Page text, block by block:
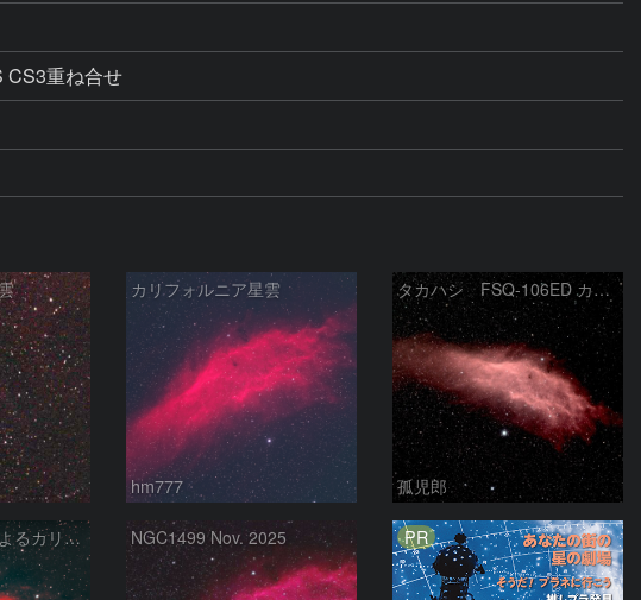
CS3重ね合せ
カリフォルニア星雲
hm777
タカハシ FSQ-106ED カリフォルニア星雲
孤児郎
ケンコーSE120によるカリフォルニア星雲 NGC1499 Nov. 2025 PR